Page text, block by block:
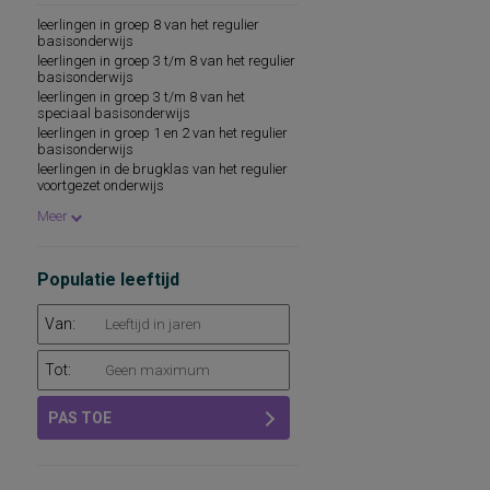
prestatiemotivatie
taakspecifieke motivatie, ervaring van de
leersituatie
taalvaardigheid , redeneervermogen en
leerbevorderende/belemmerende
gedragskenmerken
leerlingen in groep 8 van het regulier
basisonderwijs
leerlingen in groep 3 t/m 8 van het regulier
basisonderwijs
leerlingen in groep 3 t/m 8 van het
speciaal basisonderwijs
leerlingen in groep 1 en 2 van het regulier
basisonderwijs
leerlingen in de brugklas van het regulier
voortgezet onderwijs
basisonderwijs
basisonderwijs
kleuters
leerlingen in groep 7 van het regulier
basisonderwijs
leerlingen in groep 6 t/m 8 van het
speciaal basisonderwijs
leerlingen in klas 1 t/m 3 van het regulier
voortgezet onderwijs
leerlingen in het regulier voortgezet
Meer
Populatie leeftijd
Van:
Tot:
PAS TOE